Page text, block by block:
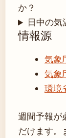
か？
日中の気
情報源
気象
気象
環境
週間予報が
だけます。